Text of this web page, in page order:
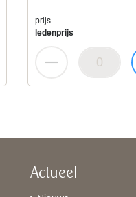
prijs
ledenprijs
Actueel